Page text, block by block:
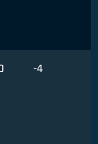
-4